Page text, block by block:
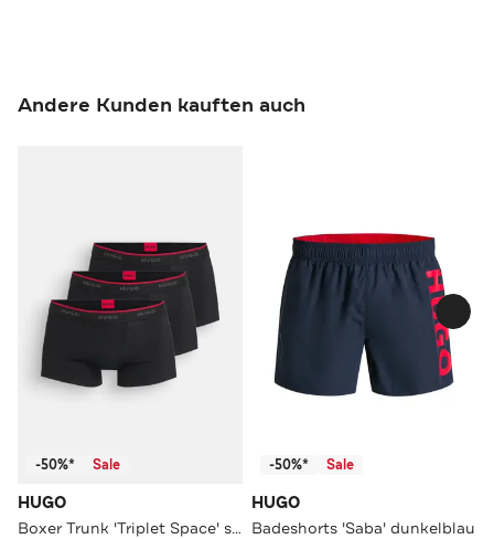
Andere Kunden kauften auch
-50%* Sale
HUGO
Boxer Trunk 'Triplet Space' schwarz
-50%* Sale
HUGO
Badeshorts 'Saba' dunkelblau